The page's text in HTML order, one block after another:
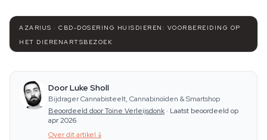
AZARIUS · CBD-DOSERING HUISDIEREN: VOORBEREIDING OP
HET DIERENARTSBEZOEK
Door Luke Sholl
Bijdrager Cannabisteelt, Cannabinoïden & Smartshop
Beoordeeld door Toine Verleijsdonk · Laatst beoordeeld op
apr 2026
Over dit artikel ↓